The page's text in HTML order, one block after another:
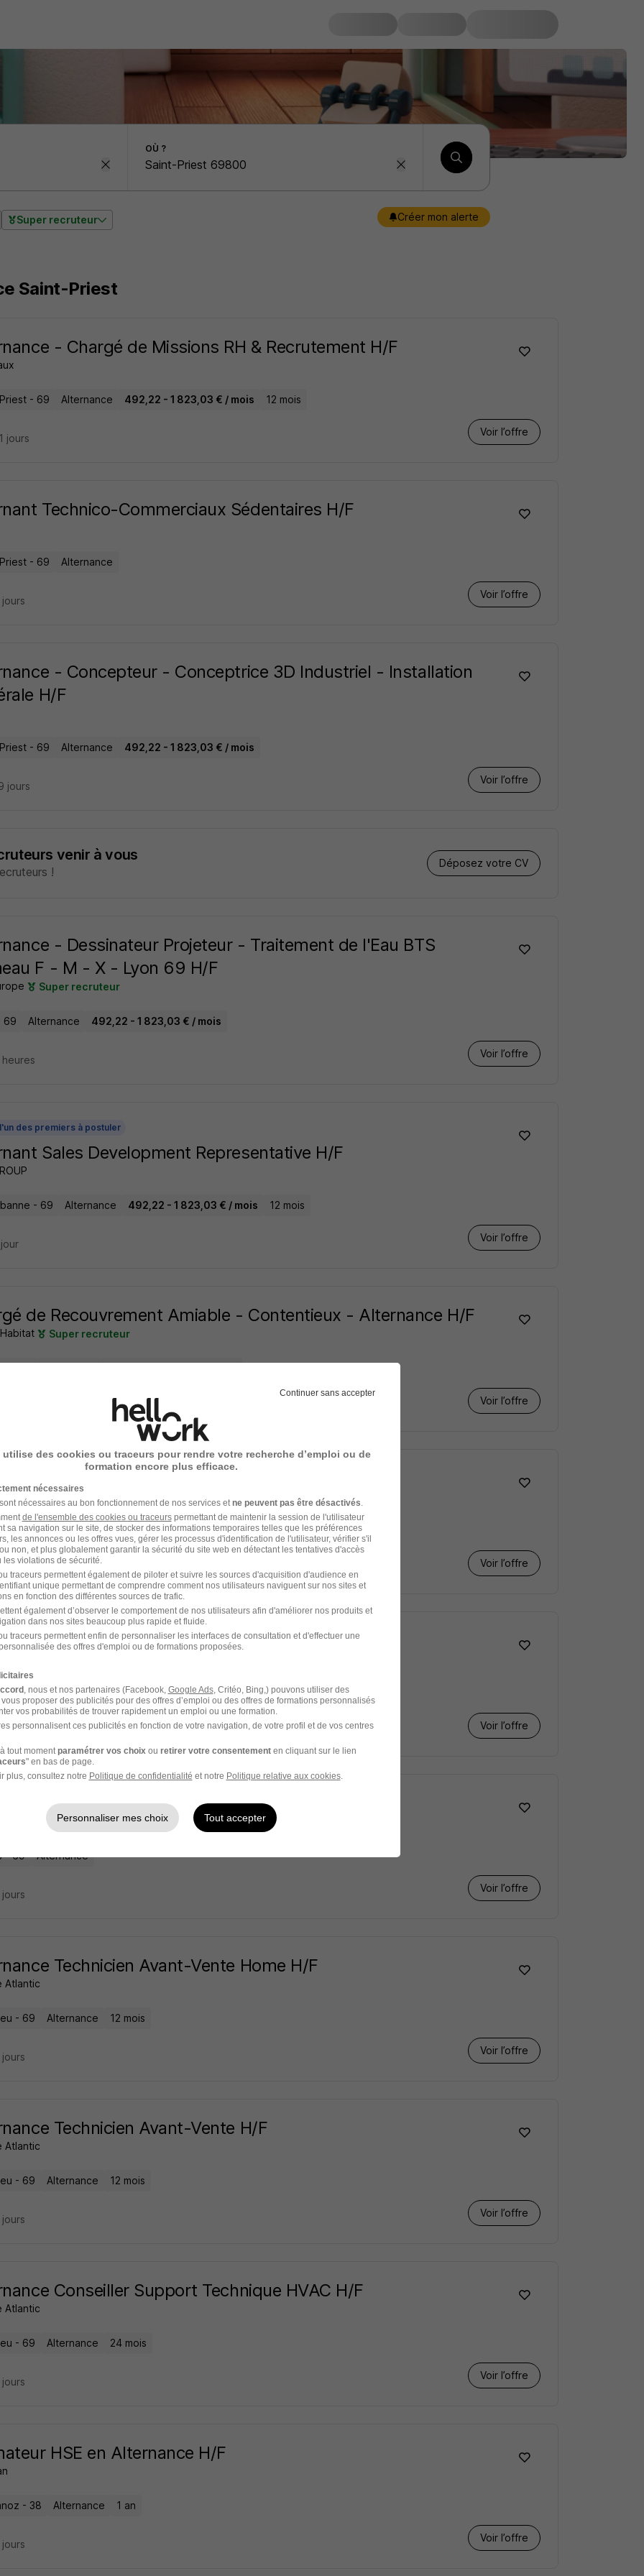
OÙ ?
Super recruteur Créer mon alerte
Saint-Priest
- Chargé de Missions RH & Recrutement H/F
- 69 Alternance 492,22 - 1 823,03 € / mois 12 mois
Voir l’offre
jours
Technico-Commerciaux Sédentaires H/F
- 69 Alternance
Voir l’offre
- Concepteur - Conceptrice 3D Industriel - Installation
H/F
- 69 Alternance 492,22 - 1 823,03 € / mois
Voir l’offre
jours
venir à vous
!
Déposez votre CV
- Dessinateur Projeteur - Traitement de l'Eau BTS
F - M - X - Lyon 69 H/F
Super recruteur
69 Alternance 492,22 - 1 823,03 € / mois
Voir l’offre
des premiers à postuler
Sales Development Representative H/F
- 69 Alternance 492,22 - 1 823,03 € / mois 12 mois
Voir l’offre
de Recouvrement Amiable - Contentieux - Alternance H/F
Super recruteur
Voir l’offre
Conseiller Services H/F
- 69 Alternance 24 mois
Voir l’offre
Commercial Travaux - Ternay H/F
- 69 Alternance 492,22 - 1 823,03 € / mois
Voir l’offre
Gestionnaire de Paie H/F
Facility
- 69 Alternance
Voir l’offre
Technicien Avant-Vente Home H/F
Atlantic
- 69 Alternance 12 mois
Voir l’offre
Technicien Avant-Vente H/F
Atlantic
- 69 Alternance 12 mois
Voir l’offre
Conseiller Support Technique HVAC H/F
Atlantic
- 69 Alternance 24 mois
Voir l’offre
HSE en Alternance H/F
- 38 Alternance 1 an
Voir l’offre
Continuer sans accepter
utilise des cookies ou traceurs pour rendre votre recherche d’emploi ou de
formation encore plus efficace.
nécessaires
nécessaires au bon fonctionnement de nos services et ne peuvent pas être désactivés
de l'ensemble des cookies ou traceurspermettant de maintenir la session de l'utilisateur
sa navigation sur le site, de stocker des informations temporaires telles que les préférences
les annonces ou les offres vues, gérer les processus d'identification de l'utilisateur, vérifier s'il
non, et plus globalement garantir la sécurité du site web en détectant les tentatives d'accès
violations de sécurité.
traceurs permettent également de piloter et suivre les sources d'acquisition d'audience en
unique permettant de comprendre comment nos utilisateurs naviguent sur nos sites et
en fonction des différentes sources de trafic.
également d’observer le comportement de nos utilisateurs afin d'améliorer nos produits et
dans nos sites beaucoup plus rapide et fluide.
traceurs permettent enfin de personnaliser les interfaces de consultation et d'effectuer une
des offres d'emploi ou de formations proposées.
, nous et nos partenaires (Facebook, Google Ads, Critéo, Bing,) pouvons utiliser des
proposer des publicités pour des offres d’emploi ou des offres de formations personnalisés
vos probabilités de trouver rapidement un emploi ou une formation.
personnalisent ces publicités en fonction de votre navigation, de votre profil et de vos centres
tout moment paramétrer vos choix ou retirer votre consentementen cliquant sur le lien
" en bas de page.
plus, consultez notre Politique de confidentialité et notre Politique relative aux cookies.
Personnaliser mes choix Tout accepter